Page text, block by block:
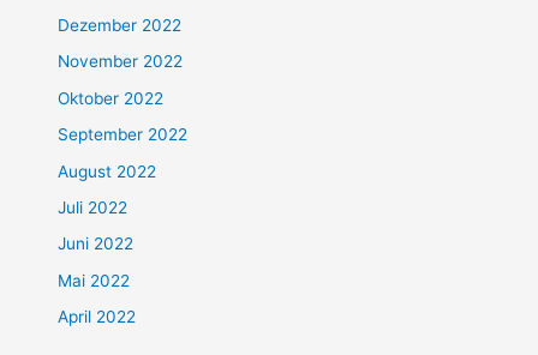
Dezember 2022
November 2022
Oktober 2022
September 2022
August 2022
Juli 2022
Juni 2022
Mai 2022
April 2022